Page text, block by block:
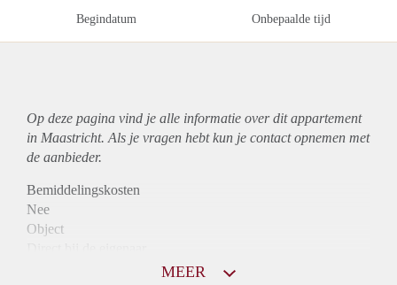
Begindatum Onbepaalde tijd
Op deze pagina vind je alle informatie over ditappartement
in Maastricht. Als je vragen hebt kun je contact opnemen met
de aanbieder.
Bemiddelingskosten
Nee
Object
MEER